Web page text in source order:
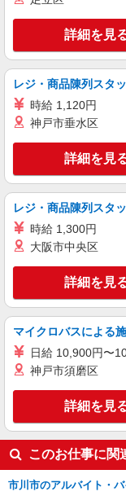
ケーズデンキ 市川イ
接
日等によ
与
★
キープ
ケーズデンキ 市川イ
キープ
詳細を見
レジ・商品陳列スタ
時給 1,120円
神戸市垂水区
詳細を見
レジ・商品陳列スタ
時給 1,300円
大阪市中央区
詳細を見
マイクロバスによる
日給 10,900円〜
神戸市須磨区
詳細を見
このお仕事に関
市川市のアルバイト・